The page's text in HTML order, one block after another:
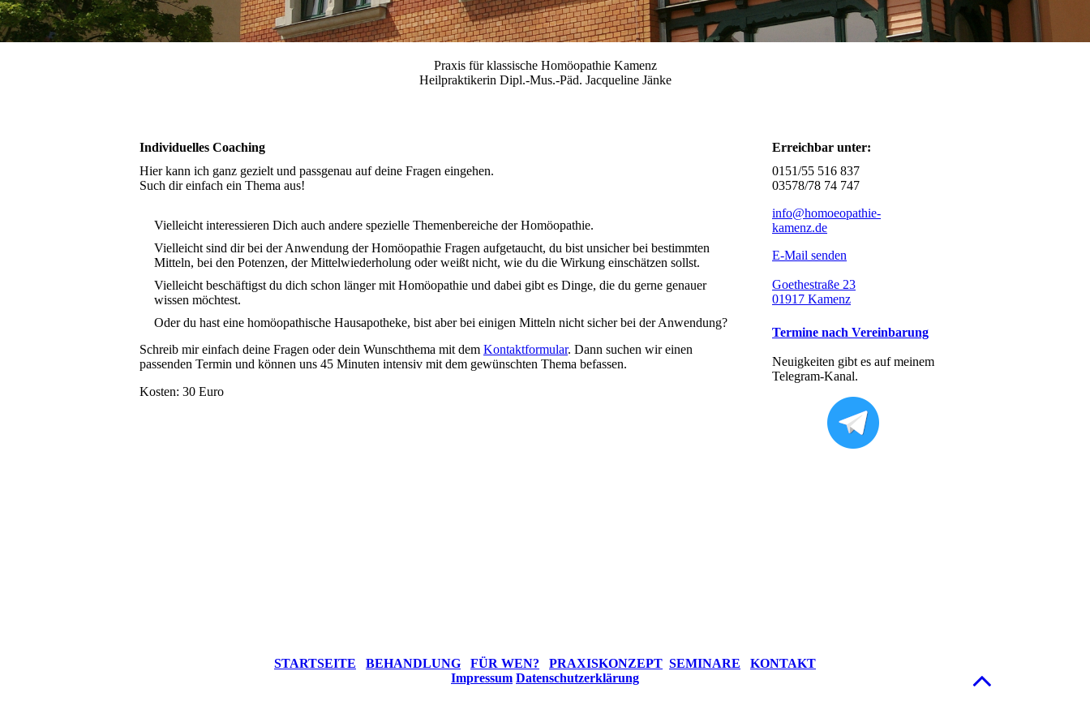
Praxis für klassische Homöopathie Kamenz
Heilpraktikerin Dipl.-Mus.-Päd. Jacqueline Jänke
Individuelles Coaching
Hier kann ich ganz gezielt und passgenau auf deine Fragen eingehen.
Such dir einfach ein Thema aus!
Vielleicht interessieren Dich auch andere spezielle Themenbereiche der Homöopathie.
Vielleicht sind dir bei der Anwendung der Homöopathie Fragen aufgetaucht, du bist unsicher bei bestimmten
Mitteln, bei den Potenzen, der Mittelwiederholung oder weißt nicht, wie du die Wirkung einschätzen sollst.
Vielleicht beschäftigst du dich schon länger mit Homöopathie und dabei gibt es Dinge, die du gerne genauer
wissen möchtest.
Oder du hast eine homöopathische Hausapotheke, bist aber bei einigen Mitteln nicht sicher bei der Anwendung?
Schreib mir einfach deine Fragen oder dein Wunschthema mit dem Kontaktformular. Dann suchen wir einen
passenden Termin und können uns 45 Minuten intensiv mit dem gewünschten Thema befassen.
Kosten: 30 Euro
Erreichbar unter:
0151/55 516 837
03578/78 74 747
info@homoeopathie-
kamenz.de
E-Mail senden
Goethestraße 23
01917 Kamenz
Termine nach Vereinbarung
Neuigkeiten gibt es auf meinem
Telegram-Kanal.
STARTSEITE BEHANDLUNG FÜR WEN? PRAXISKONZEPT SEMINARE
KONTAKT
Impressum Datenschutzerklärung